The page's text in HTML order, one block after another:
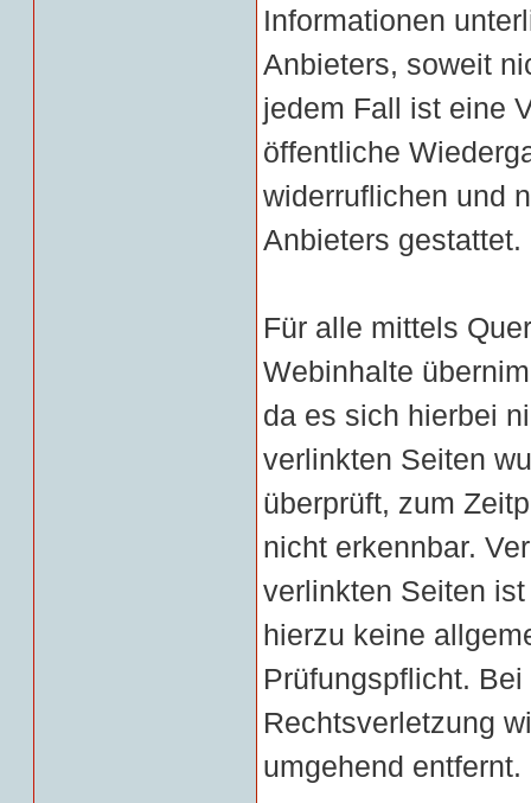
Informationen
Anbieters, soweit
jedem Fall ist eine
öffentliche
widerruflichen und
Anbieters gestattet.
Für alle mittels
Webinhalte
da es sich hierbei
verlinkten Seiten
überprüft, zum
nicht erkennbar.
verlinkten Seiten
hierzu keine
Prüfungspflicht.
Rechtsverletzung
umgehend entfernt.